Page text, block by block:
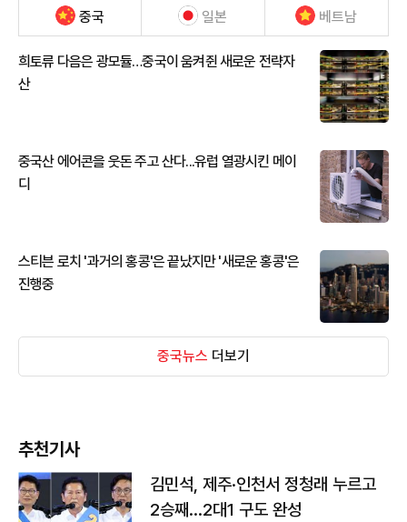
중국 일본 베트남
희토류 다음은 광모듈…중국이 움켜쥔 새로운 전략자
산
중국산 에어콘을 웃돈 주고 산다...유럽 열광시킨 메이
디
스티븐 로치 '과거의 홍콩'은 끝났지만 '새로운 홍콩'은
진행중
중국뉴스 더보기
추천기사
김민석, 제주·인천서 정청래 누르고
2승째…2대1 구도 완성